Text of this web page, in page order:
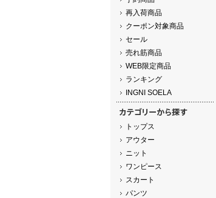
再入荷商品
クーポン対象商品
セール
売れ筋商品
WEB限定商品
ランキング
INGNI SOELA
トップス
アウター
ニット
ワンピース
スカート
パンツ